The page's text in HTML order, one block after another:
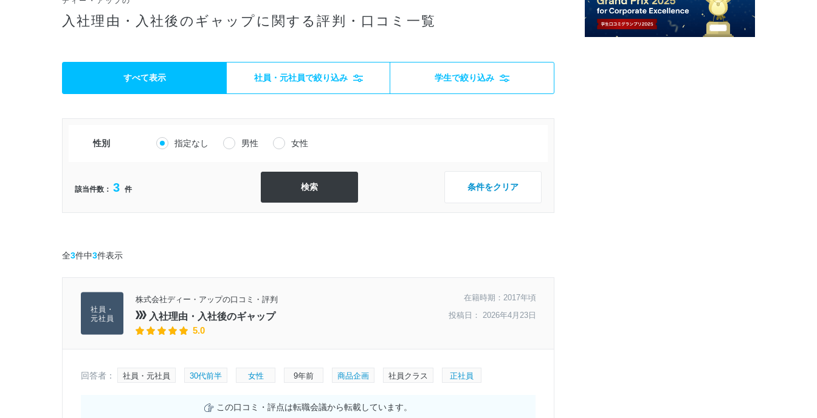
入社理由・入社後のギャップに関する評判・口コミ一覧
すべて表示 社員・元社員で絞り込み 学生で絞り込み
性別 指定なし 男性 女性
該当件数： 3 件 条件をクリア
全3件中3件表示
株式会社ディー・アップの口コミ・評判
入社理由・入社後のギャップ
5.0
在籍時期：2017年頃
投稿日： 2026年4月23日
回答者： 社員・元社員 30代前半 女性 9年前 商品企画 社員クラス 正社員
この口コミ・評点は転職会議から転載しています。